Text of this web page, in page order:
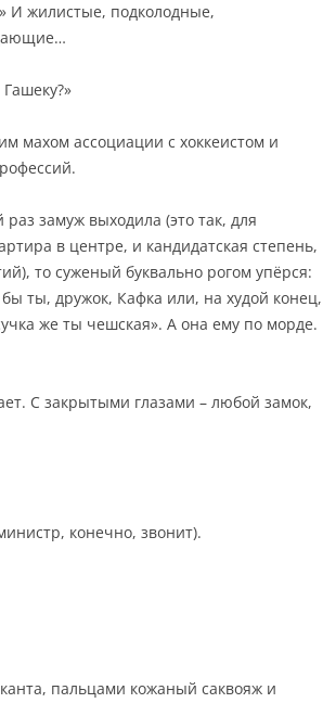
И жилистые, подколодные,
махом ассоциации с хоккеистом и
замуж выходила (это так, для
в центре, и кандидатская степень,
то суженый буквально рогом упёрся:
ты, дружок, Кафка или, на худой конец,
же ты чешская». А она ему по морде.
С закрытыми глазами – любой замок,
конечно, звонит).
пальцами кожаный саквояж и